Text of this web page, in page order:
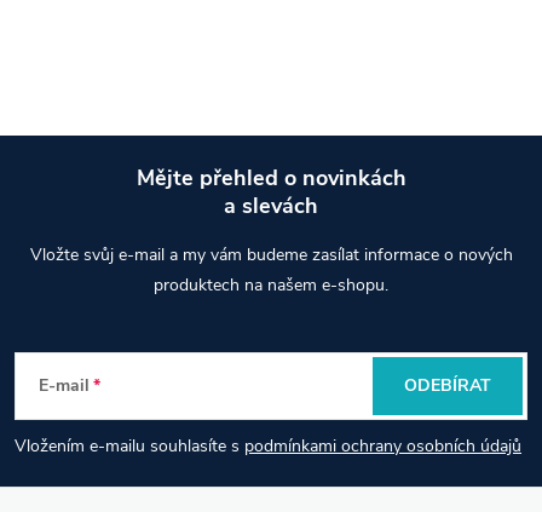
p
a
t
Mějte přehled o novinkách
a slevách
Vložte svůj e-mail a my vám budeme zasílat informace o nových
produktech na našem e-shopu.
E-mail
Vložením e-mailu souhlasíte s podmínkami ochrany osobních údajů
ODEBÍRAT